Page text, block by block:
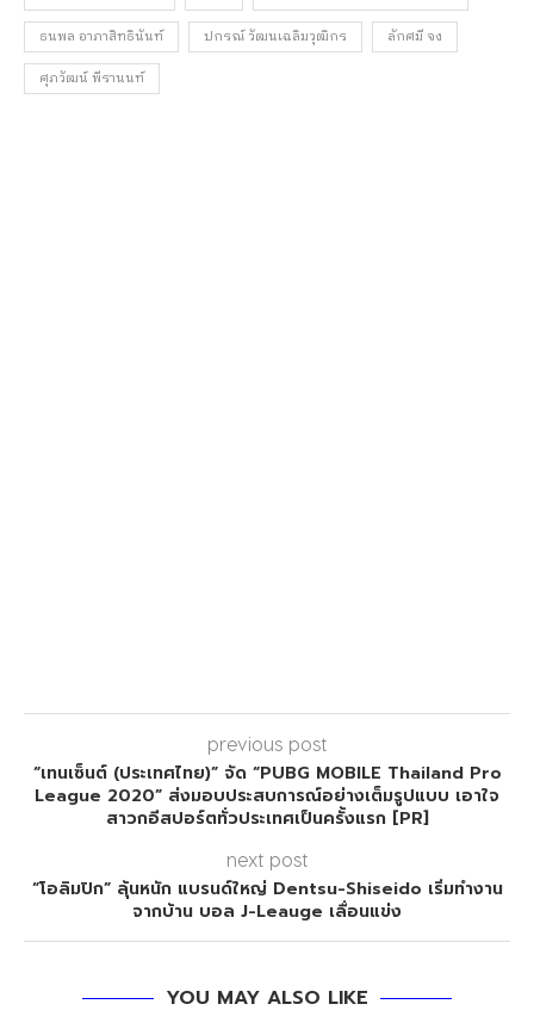
ธนพล อาภาสิทธินันท์
ปกรณ์ วัฒนเฉลิมวุฒิกร
ลักศมี จง
ศุภวัฒน์ พีรานนท์
previous post
“เทนเซ็นต์ (ประเทศไทย)” จัด “PUBG MOBILE Thailand Pro
League 2020” ส่งมอบประสบการณ์อย่างเต็มรูปแบบ เอาใจ
สาวกอีสปอร์ตทั่วประเทศเป็นครั้งแรก [PR]
next post
“โอลิมปิก” ลุ้นหนัก แบรนด์ใหญ่ Dentsu-Shiseido เริ่มทำงาน
จากบ้าน บอล J-Leauge เลื่อนแข่ง
YOU MAY ALSO LIKE